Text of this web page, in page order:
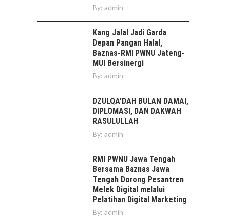
By: admin
Kang Jalal Jadi Garda
Depan Pangan Halal,
Baznas-RMI PWNU Jateng-
MUI Bersinergi
By: admin
DZULQA’DAH BULAN DAMAI,
DIPLOMASI, DAN DAKWAH
RASULULLAH
By: admin
RMI PWNU Jawa Tengah
Bersama Baznas Jawa
Tengah Dorong Pesantren
Melek Digital melalui
Pelatihan Digital Marketing
By: admin